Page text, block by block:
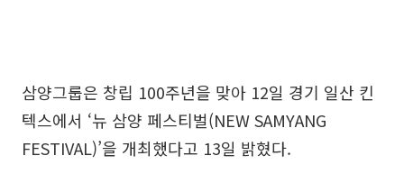
삼양그룹은 창립 100주년을 맞아 12일 경기 일산 킨
텍스에서 ‘뉴 삼양 페스티벌(NEW SAMYANG
FESTIVAL)’을 개최했다고 13일 밝혔다.